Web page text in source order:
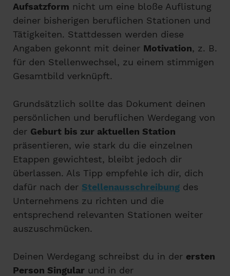
Aufsatzform nicht um eine bloße Auflistung
deiner bisherigen beruflichen Stationen und
Tätigkeiten. Stattdessen werden diese
Angaben gekonnt mit deiner Motivation, z. B.
für den Stellenwechsel, zu einem stimmigen
Gesamtbild verknüpft.
Grundsätzlich sollte das Dokument deinen
persönlichen und beruflichen Werdegang von
der Geburt bis zur aktuellen Station
präsentieren, wie stark du die einzelnen
Etappen gewichtest, bleibt jedoch dir
überlassen. Als Tipp empfehle ich dir, dich
dafür nach der Stellenausschreibung des
Unternehmens zu richten und die
entsprechend relevanten Stationen weiter
auszuschmücken.
Deinen Werdegang schreibst du in der ersten
Person Singular und in der